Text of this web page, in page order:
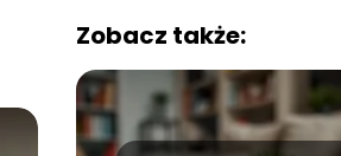
Zobacz także: